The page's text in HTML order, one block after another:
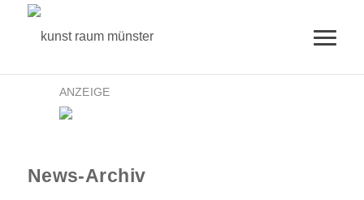
ANZEIGE
News-Archiv